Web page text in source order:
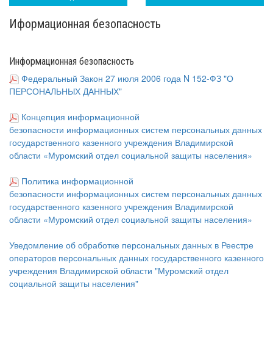
Иформационная безопасность
Информационная безопасность
Федеральный Закон 27 июля 2006 года N 152-ФЗ "О
ПЕРСОНАЛЬНЫХ ДАННЫХ"
Концепция информационной
безопасности информационных систем персональных данных
государственного казенного учреждения Владимирской
области «Муромский отдел социальной защиты населения»
Политика информационной
безопасности информационных систем персональных данных
государственного казенного учреждения Владимирской
области «Муромский отдел социальной защиты населения»
Уведомление об обработке персональных данных в Реестре
операторов персональных данных государственного казенного
учреждения Владимирской области "Муромский отдел
социальной защиты населения"